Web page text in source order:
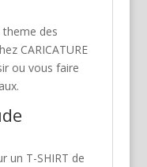
theme des
CARICATURE
ou vous faire
un T-SHIRT de